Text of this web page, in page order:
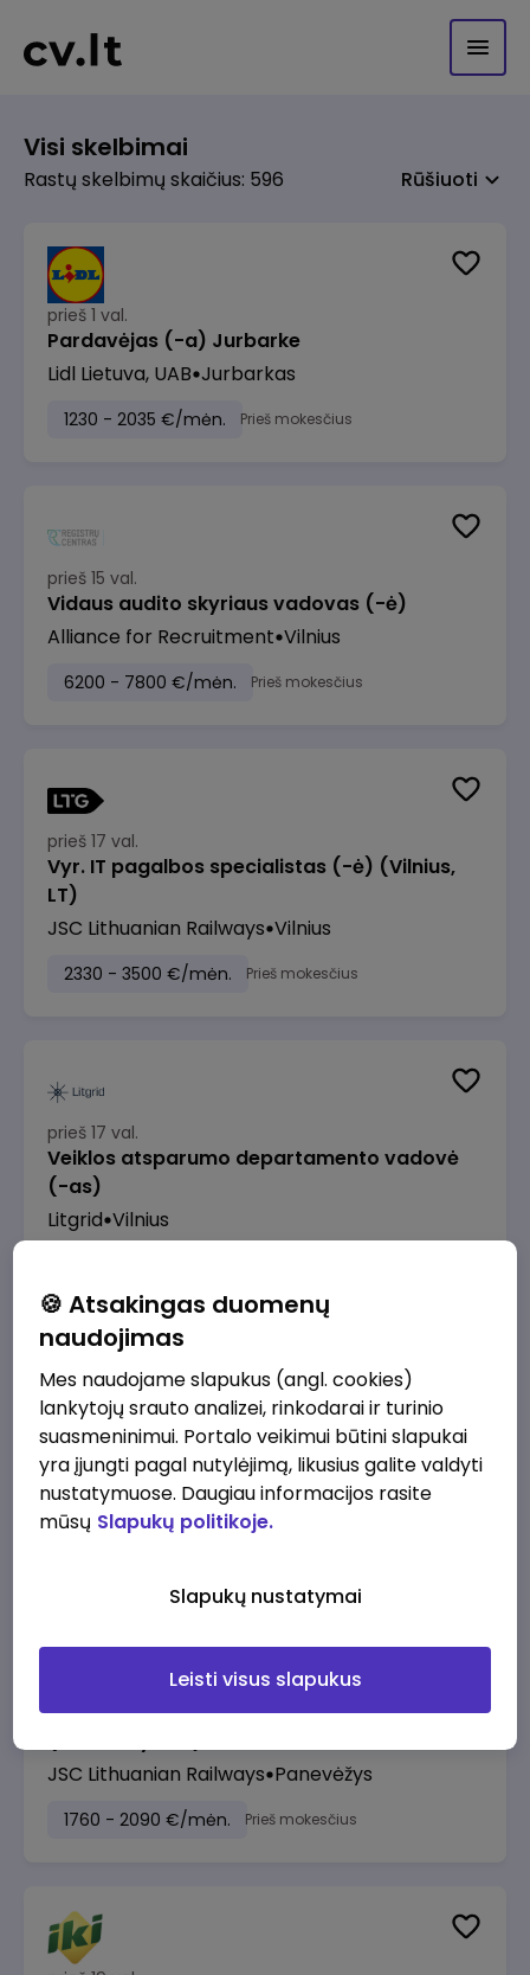
Visi skelbimai
Rastų skelbimų skaičius: 596 Rūšiuoti
prieš 1 val.
Pardavėjas (-a) Jurbarke
Lidl Lietuva, UAB Jurbarkas
1230 - 2035 €/mėn. Prieš mokesčius
prieš 15 val.
Vidaus audito skyriaus vadovas (-ė)
Alliance for Recruitment Vilnius
6200 - 7800 €/mėn. Prieš mokesčius
prieš 17 val.
Vyr. IT pagalbos specialistas (-ė) (Vilnius,
LT)
JSC Lithuanian Railways Vilnius
2330 - 3500 €/mėn. Prieš mokesčius
prieš 17 val.
Veiklos atsparumo departamento vadovė
(-as)
Litgrid Vilnius
prieš 19 val.
Enterprise Risk Manager (Vilnius, LT)
JSC Lithuanian Railways Vilnius
3200 - 4800 €/mėn. Prieš mokesčius
Manevrų operatorius (-ė) (Panevėžys)
JSC Lithuanian Railways Panevėžys
1760 - 2090 €/mėn. Prieš mokesčius
🍪 Atsakingas duomenų
naudojimas
Mes naudojame slapukus (angl. cookies)
lankytojų srauto analizei, rinkodarai ir turinio
suasmeninimui. Portalo veikimui būtini slapukai
yra įjungti pagal nutylėjimą, likusius galite valdyti
nustatymuose. Daugiau informacijos rasite
mūsų Slapukų politikoje.
Slapukų nustatymai
Leisti visus slapukus